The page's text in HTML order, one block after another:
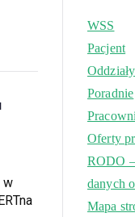
w
WSS
Pacjent
Oddziały
Poradnie
Oferty
RODO
danych
Mapa